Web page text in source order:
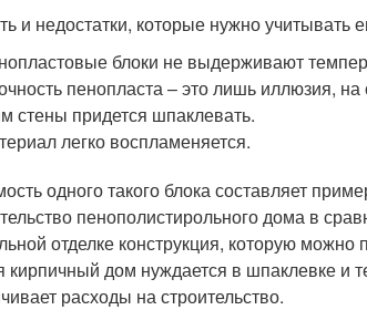
и недостатки, которые нужно учитывать
блоки не выдерживают
пенопласта – это лишь иллюзия,
стены придется шпаклевать.
легко воспламеняется.
одного такого блока составляет
пенополистирольного дома в
отделке конструкция, которую можно
кирпичный дом нуждается в шпаклевке и
расходы на строительство.